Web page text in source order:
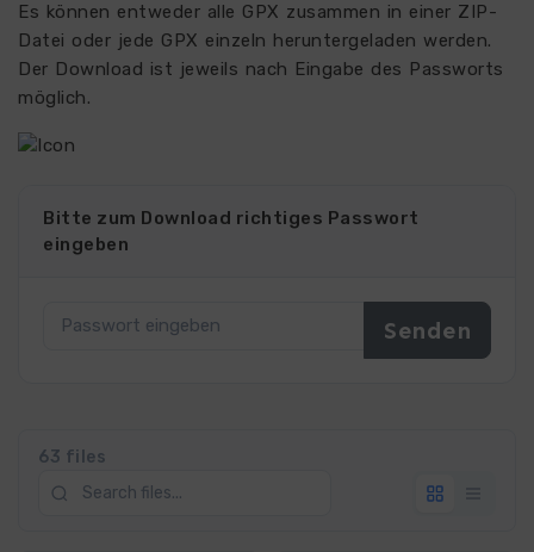
Es können entweder alle GPX zusammen in einer ZIP-
Datei oder jede GPX einzeln heruntergeladen werden.
Der Download ist jeweils nach Eingabe des Passworts
möglich.
Bitte zum Download richtiges Passwort
eingeben
63 files